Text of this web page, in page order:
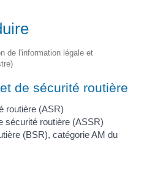
de l'information légale et
de sécurité routière
routière (ASR)
sécurité routière (ASSR)
(BSR), catégorie AM du